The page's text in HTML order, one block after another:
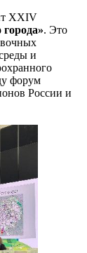
XXIV
. Это
и
форум
России и